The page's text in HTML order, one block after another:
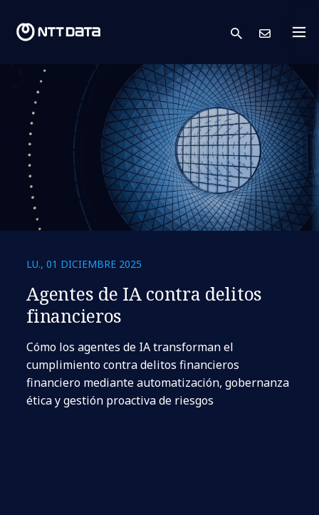
search
LU., 01 DICIEMBRE 2025
Agentes de IA contra delitos
financieros
Cómo los agentes de IA transforman el
cumplimiento contra delitos financieros
financiero mediante automatización, gobernanza
ética y gestión proactiva de riesgos